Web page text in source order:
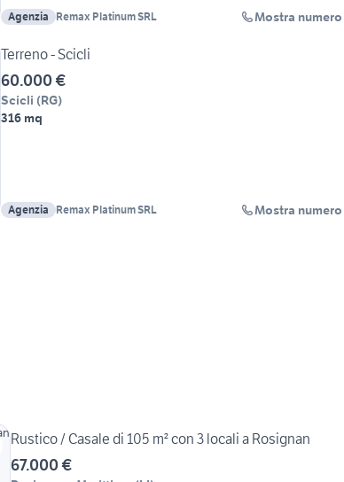
Agenzia Remax Platinum SRL Mostra numero
Terreno - Scicli
60.000 €
Scicli (RG)
316 mq
Agenzia Remax Platinum SRL Mostra numero
Rustico / Casale di 105 m² con 3 locali a Rosignan
67.000 €